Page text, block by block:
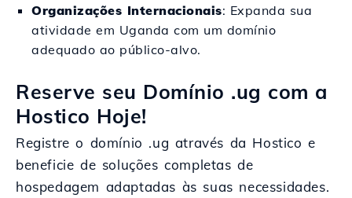
Organizações Internacionais: Expanda sua
atividade em Uganda com um domínio
adequado ao público-alvo.
Reserve seu Domínio .ug com a
Hostico Hoje!
Registre o domínio .ug através da Hostico e
beneficie de soluções completas de
hospedagem adaptadas às suas necessidades.